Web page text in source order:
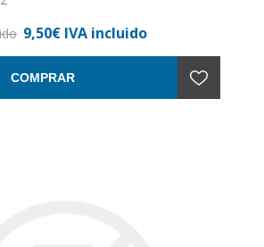
9,50€ IVA incluido
COMPRAR